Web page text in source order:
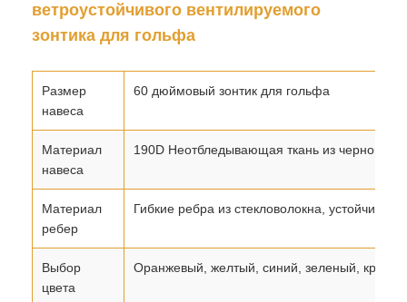
ветроустойчивого вентилируемого
зонтика для гольфа
Размер
навеса
60 дюймовый зонтик для гольфа
Материал
навеса
190D Неотбледывающая ткань из черной
Материал
ребер
Гибкие ребра из стекловолокна, устойчивые
Выбор
цвета
Оранжевый, желтый, синий, зеленый,